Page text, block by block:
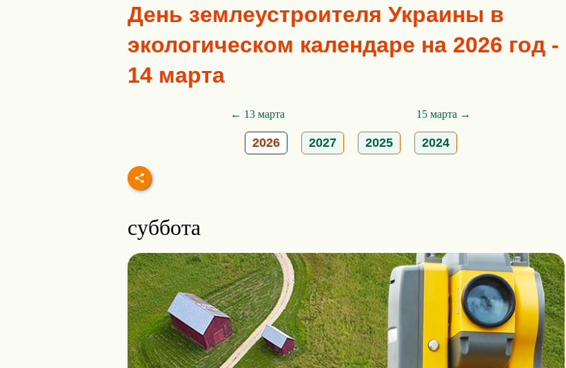
День землеустроителя Украины в
экологическом календаре на 2026 год -
14 марта
← 13 марта 15 марта →
2026 2027 2025 2024
суббота